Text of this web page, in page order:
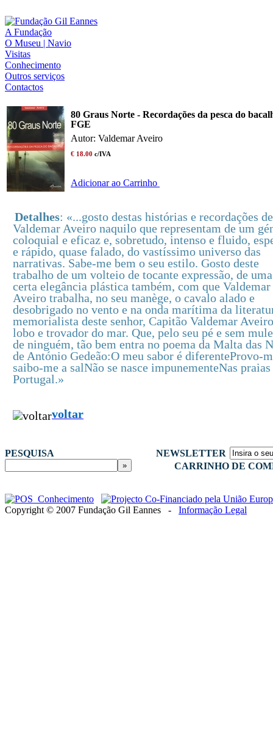
A Fundação
O Museu | Navio
Visitas
Conhecimento
Outros serviços
Contactos
80 Graus Norte - Recordações da pesca do
FGE
Autor: Valdemar Aveiro
€ 18.00 c/IVA
Adicionar ao Carrinho
Detalhes: «...gosto destas histórias e recordações de
Valdemar Aveiro naquilo que representam de um
coloquial e eficaz e, sobretudo, intenso e fluido,
e rápido, quase falado, do vastíssimo universo das
narrativas. Sabe-me bem o seu estilo. Gosto deste
trabalho de um volteio de tocante expressão, de uma
certa elegância plástica também, com que Valdemar
Aveiro trabalha, no seu manège, o cavalo alado e
desobrigado no vento e na onda marítima da
memorialista deste senhor, Capitão Valdemar
lobo e trovador do mar. Que, pelo seu pé e sem
de ninguém, tão bem entra no poema da Malta das
de António Gedeão:O meu sabor é diferenteProvo-
saibo-me a salNão se nasce impunementeNas praias
Portugal.»
voltar
PESQUISA
NEWSLETTER
CARRINHO DE
Copyright © 2007 Fundação Gil Eannes - Informação Legal